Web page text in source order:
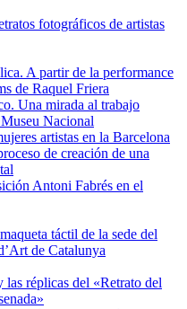
fotográficos de artistas
A partir de la performance
de Raquel Friera
Una mirada al trabajo
Nacional
artistas en la Barcelona
de creación de una
Antoni Fabrés en el
táctil de la sede del
de Catalunya
réplicas del «Retrato del